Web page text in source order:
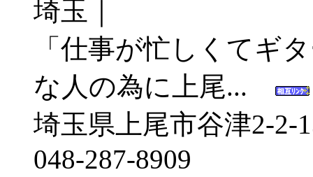
「仕事が忙しくてギ
な人の為に上尾...
埼玉県上尾市谷津2-2-
048-287-8909